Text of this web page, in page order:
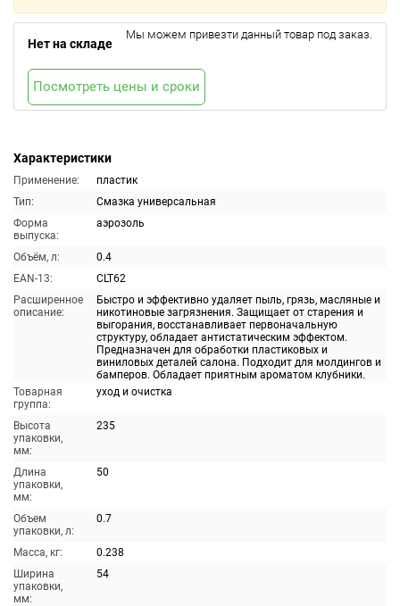
Характеристики
Применение:
пластик
Тип:
Смазка универсальная
Форма
выпуска:
аэрозоль
Объём, л:
0.4
EAN-13:
CLT62
Расширенное
описание:
Быстро и эффективно удаляет пыль, грязь, масляные и
никотиновые загрязнения. Защищает от старения и
выгорания, восстанавливает первоначальную
структуру, обладает антистатическим эффектом.
Предназначен для обработки пластиковых и
виниловых деталей салона. Подходит для молдингов и
бамперов. Обладает приятным ароматом клубники.
Товарная
группа:
уход и очистка
Высота
упаковки,
мм:
235
Длина
упаковки,
мм:
50
Объем
упаковки, л:
0.7
Масса, кг:
0.238
Ширина
упаковки,
мм:
54
Нет на складе
Мы можем привезти данный товар под заказ.
Посмотреть цены и сроки